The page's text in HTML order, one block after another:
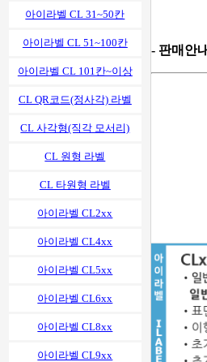
아이라벨 CL 31~50칸
아이라벨 CL 51~100칸
아이라벨 CL 101칸~이상
CL QR코드(정사각) 라벨
CL 사각형(직각 모서리)
CL 원형 라벨
CL 타원형 라벨
아이라벨 CL2xx
아이라벨 CL4xx
아이라벨 CL5xx
아이라벨 CL6xx
아이라벨 CL8xx
아이라벨 CL9xx
- 판매안